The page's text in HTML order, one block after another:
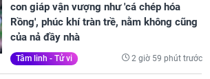
con giáp vận vượng như 'cá chép hóa
Rồng', phúc khí tràn trề, nằm không cũng
của nả đầy nhà
Tâm linh - Tử vi 2 giờ 59 phút trước